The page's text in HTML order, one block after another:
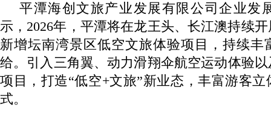
平潭海创文旅产业发展有限公司企业发
示，2026年，平潭将在龙王头、长江澳持续
新增坛南湾景区低空文旅体验项目，持续丰
给。引入三角翼、动力滑翔伞航空运动体验
项目，打造“低空+文旅”新业态，丰富游客
式。